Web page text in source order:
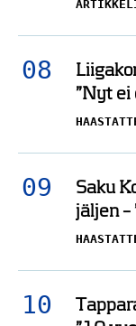
”Nyt ei
Saku
jäljen –
”10